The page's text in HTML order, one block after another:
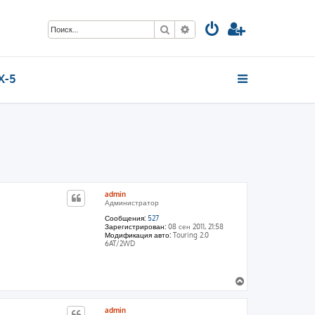
Поиск Расширенный поиск
5
admin
Администратор
Сообщения: 527
Зарегистрирован: 08 сен 2011, 21:58
Модификация авто: Touring 2.0
6AT/2WD
е
р
admin